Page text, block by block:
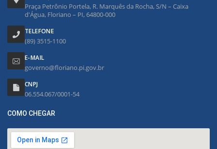
Praça Petrônio Portela, R. Marquês da Rocha, S/N – Caixa
d'Água, Floriano – PI, 64800-000
TELEFONE
(89) 3515-1100
E-MAIL
governo@floriano.pi.gov.br
CNPJ
06.554.067/0001-54
COMO CHEGAR